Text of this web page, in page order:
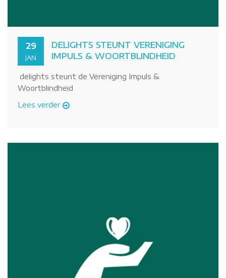
29
JAN
DELIGHTS STEUNT VERENIGING
IMPULS & WOORTBLINDHEID
delights steunt de Vereniging Impuls &
Woortblindheid
Lees verder